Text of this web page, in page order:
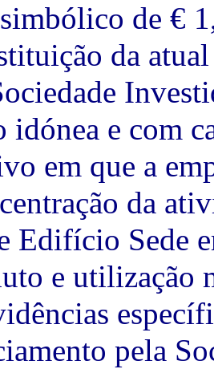
de €
da
idónea e com
em que a
da
Edifício Sede
e utilização
pela